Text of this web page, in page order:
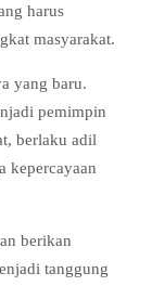
harus
masyarakat.
yang baru.
pemimpin
berlaku adil
kepercayaan
berikan
tanggung